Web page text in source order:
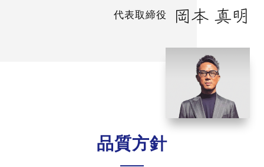
代表取締役 岡本 真明
品質方針